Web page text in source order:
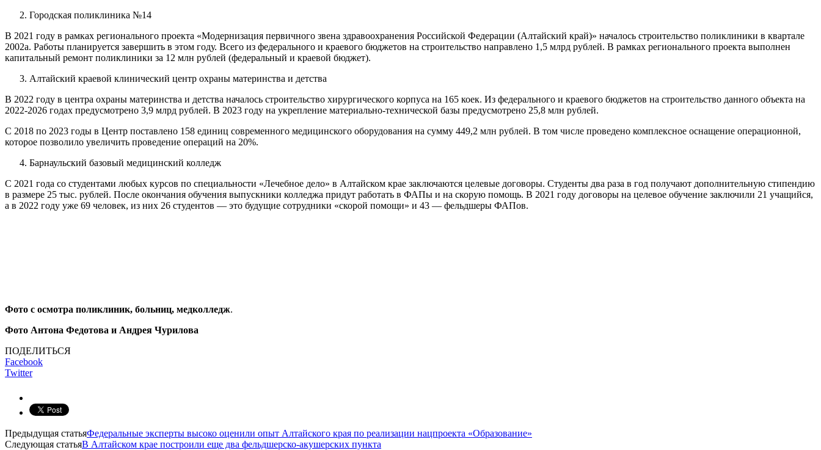
Городская поликлиника №14
​​В 2021 году в рамках регионального проекта «Модернизация первичного звена здравоохранения Российской Федерации (Алтайский край)» началось строительство поликлиники в квартале
2002а. Работы планируется завершить в этом году. Всего из федерального и краевого бюджетов на строительство направлено 1,5 млрд рублей. В рамках регионального проекта выполнен
капитальный ремонт поликлиники за 12 млн рублей (федеральный и краевой бюджет).
Алтайский краевой клинический центр охраны материнства и детства
В 2022 году в центра охраны материнства и детства началось строительство хирургического корпуса на 165 коек. Из федерального и краевого бюджетов на строительство данного объекта на
2022-2026 годах предусмотрено 3,9 млрд рублей. В 2023 году на укрепление материально-технической базы предусмотрено 25,8 млн рублей.
С 2018 по 2023 годы в Центр поставлено 158 единиц современного медицинского оборудования на сумму 449,2 млн рублей. В том числе проведено комплексное оснащение операционной,
которое позволило увеличить проведение операций на 20%.
Барнаульский базовый медицинский колледж
С 2021 года со студентами любых курсов по специальности «Лечебное дело» в Алтайском крае заключаются целевые договоры. Студенты два раза в год получают дополнительную стипендию
в размере 25 тыс. рублей. После окончания обучения выпускники колледжа придут работать в ФАПы и на скорую помощь. В 2021 году договоры на целевое обучение заключили 21 учащийся,
а в 2022 году уже 69 человек, из них 26 студентов — это будущие сотрудники «скорой помощи» и 43 — фельдшеры ФАПов.
Фото с осмотра поликлиник, больниц, медколледж.
Фото Антона Федотова и Андрея Чурилова
ПОДЕЛИТЬСЯ
Facebook
Twitter
Предыдущая статьяФедеральные эксперты высоко оценили опыт Алтайского края по реализации нацпроекта «Образование»
Следующая статьяВ Алтайском крае построили еще два фельдшерско-акушерских пункта